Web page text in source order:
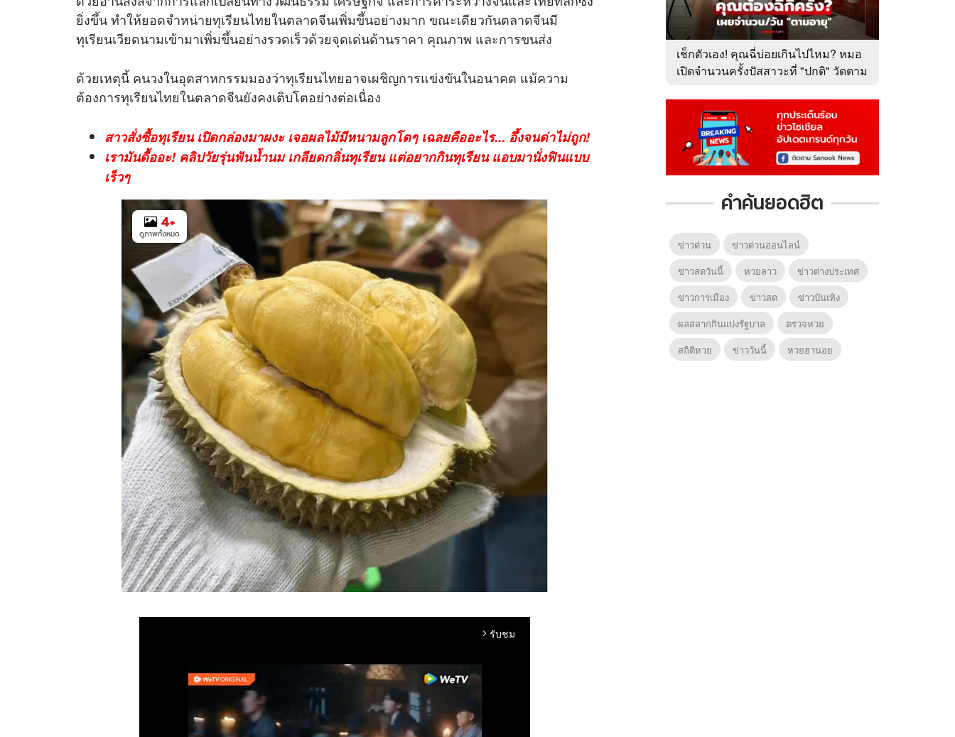
ยิ่งขึ้น ทำให้ยอดจำหน่ายทุเรียนไทยในตลาดจีนเพิ่มขึ้นอย่างมาก ขณะเดียวกันตลาดจีนมี
ทุเรียนเวียดนามเข้ามาเพิ่มขึ้นอย่างรวดเร็วด้วยจุดเด่นด้านราคา คุณภาพ และการขนส่ง
ด้วยเหตุนี้ คนวงในอุตสาหกรรมมองว่าทุเรียนไทยอาจเผชิญการแข่งขันในอนาคต แม้ความ
ต้องการทุเรียนไทยในตลาดจีนยังคงเติบโตอย่างต่อเนื่อง
สาวสั่งซื้อทุเรียน เปิดกล่องมาผงะ เจอผลไม้มีหนามลูกโตๆ เฉลยคืออะไร... อึ้งจนด่าไม่ถูก!
เรามันดื้ออะ! คลิปวัยรุ่นฟันน้ำนม เกลียดกลิ่นทุเรียน แต่อยากกินทุเรียน แอบมานั่งฟินแบบ
เร็วๆ
4+
ดูภาพทั้งหมด
arrow_forward_ios รับชม
เช็กตัวเอง! คุณฉี่บ่อยเกินไปไหม? หมอ
เปิดจำนวนครั้งปัสสาวะที่ "ปกติ" วัดตาม
คำค้นยอดฮิต
ข่าวด่วน
ข่าวด่วนออนไลน์
ข่าวสดวันนี้
หวยลาว
ข่าวต่างประเทศ
ข่าวการเมือง
ข่าวสด
ข่าวบันเทิง
ผลสลากกินแบ่งรัฐบาล
ตรวจหวย
สถิติหวย
ข่าววันนี้ หวยฮานอย